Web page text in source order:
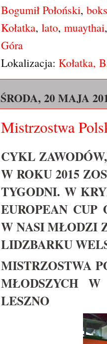
Bogumił Połoński, boks
Kołatka, lato, muaythai
Góra
Lokalizacja: Kołatka,
ŚRODA, 20 MAJA
Mistrzostwa
CYKL
W ROKU 2015
TYGODNI. W
EUROPEAN
W NASI MŁODZI
LIDZBARKU
MISTRZOSTWA
MŁODSZYCH
LESZNO